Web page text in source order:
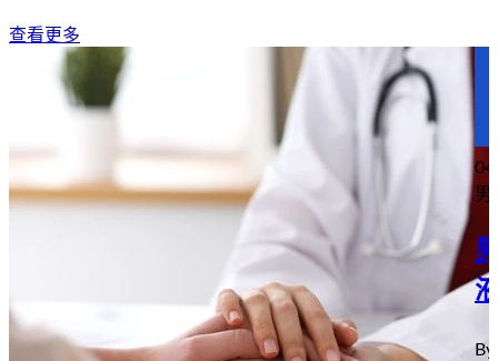
查看更多
04
男
By